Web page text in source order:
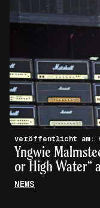
Yngwie
or High Water“
NEWS